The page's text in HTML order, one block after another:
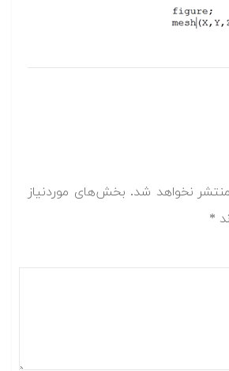
نخواهد شد. بخش‌های موردنیاز
*